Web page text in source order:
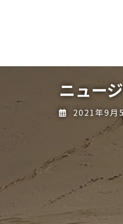
へ
ョ
ニュー
2021年9月